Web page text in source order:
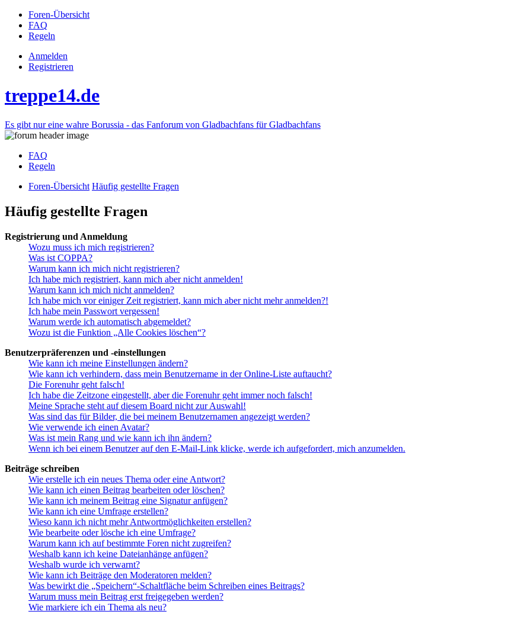
Foren-Übersicht
FAQ
Regeln
Anmelden
Registrieren
treppe14.de
Es gibt nur eine wahre Borussia - das Fanforum von Gladbachfans für Gladbachfans
FAQ
Regeln
Foren-Übersicht Häufig gestellte Fragen
Häufig gestellte Fragen
Registrierung und Anmeldung
Wozu muss ich mich registrieren?
Was ist COPPA?
Warum kann ich mich nicht registrieren?
Ich habe mich registriert, kann mich aber nicht anmelden!
Warum kann ich mich nicht anmelden?
Ich habe mich vor einiger Zeit registriert, kann mich aber nicht mehr anmelden?!
Ich habe mein Passwort vergessen!
Warum werde ich automatisch abgemeldet?
Wozu ist die Funktion „Alle Cookies löschen“?
Benutzerpräferenzen und -einstellungen
Wie kann ich meine Einstellungen ändern?
Wie kann ich verhindern, dass mein Benutzername in der Online-Liste auftaucht?
Die Forenuhr geht falsch!
Ich habe die Zeitzone eingestellt, aber die Forenuhr geht immer noch falsch!
Meine Sprache steht auf diesem Board nicht zur Auswahl!
Was sind das für Bilder, die bei meinem Benutzernamen angezeigt werden?
Wie verwende ich einen Avatar?
Was ist mein Rang und wie kann ich ihn ändern?
Wenn ich bei einem Benutzer auf den E-Mail-Link klicke, werde ich aufgefordert, mich anzumelden.
Beiträge schreiben
Wie erstelle ich ein neues Thema oder eine Antwort?
Wie kann ich einen Beitrag bearbeiten oder löschen?
Wie kann ich meinem Beitrag eine Signatur anfügen?
Wie kann ich eine Umfrage erstellen?
Wieso kann ich nicht mehr Antwortmöglichkeiten erstellen?
Wie bearbeite oder lösche ich eine Umfrage?
Warum kann ich auf bestimmte Foren nicht zugreifen?
Weshalb kann ich keine Dateianhänge anfügen?
Weshalb wurde ich verwarnt?
Wie kann ich Beiträge den Moderatoren melden?
Was bewirkt die „Speichern“-Schaltfläche beim Schreiben eines Beitrags?
Warum muss mein Beitrag erst freigegeben werden?
Wie markiere ich ein Thema als neu?